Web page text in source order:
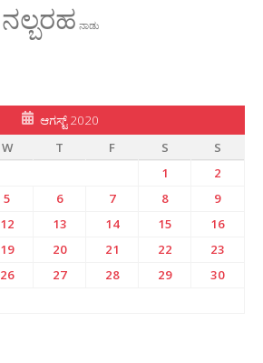
ನಲ್ಬರಹ ನಾಡು
ಆಗಸ್ಟ್ 2020
W T F S
S
1
2
5 6 7 8
9
12 13 14 15
16
19 20 21 22
23
26 27 28 29
30